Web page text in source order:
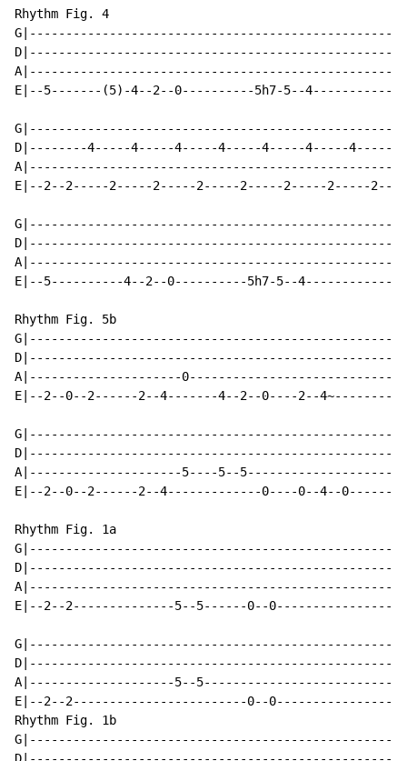
Rhythm Fig. 4
G|--------------------------------------------------|
D|--------------------------------------------------|
A|--------------------------------------------------|
E|--5-------(5)-4--2--0----------5h7-5--4-----------|
G|--------------------------------------------------|
D|--------4-----4-----4-----4-----4-----4-----4-----|
A|--------------------------------------------------|
E|--2--2-----2-----2-----2-----2-----2-----2-----2--|
G|--------------------------------------------------|
D|--------------------------------------------------|
A|--------------------------------------------------|
E|--5----------4--2--0----------5h7-5--4------------|
Rhythm Fig. 5b
G|--------------------------------------------------|
D|--------------------------------------------------|
A|---------------------0----------------------------|
E|--2--0--2------2--4-------4--2--0----2--4~--------|
G|--------------------------------------------------|
D|--------------------------------------------------|
A|---------------------5----5--5--------------------|
E|--2--0--2------2--4-------------0----0--4--0------|
Rhythm Fig. 1a
G|--------------------------------------------------|
D|--------------------------------------------------|
A|--------------------------------------------------|
E|--2--2--------------5--5------0--0----------------|
G|--------------------------------------------------|
D|--------------------------------------------------|
A|--------------------5--5--------------------------|
E|--2--2------------------------0--0----------------|
Rhythm Fig. 1b
G|--------------------------------------------------|